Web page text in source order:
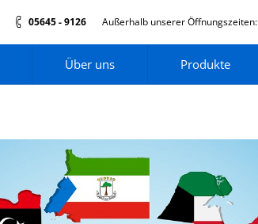
05645 - 9126 Außerhalb unserer Öffnungszeiten:
Über uns Produkte